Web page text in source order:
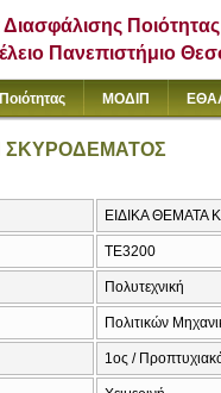
Ποιότητας
Πανεπιστήμιο
ΜΟΔΙΠ
ΣΚΥΡΟΔΕΜΑΤΟΣ
ΕΙΔΙΚΑ ΘΕΜΑΤΑ
ΤΕ3200
Πολυτεχνική
Πολιτικών
1ος /